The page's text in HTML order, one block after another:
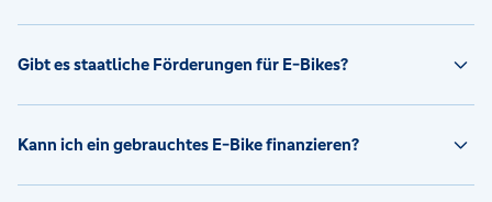
Gibt es staatliche Förderungen für E-Bikes?
Kann ich ein gebrauchtes E-Bike finanzieren?